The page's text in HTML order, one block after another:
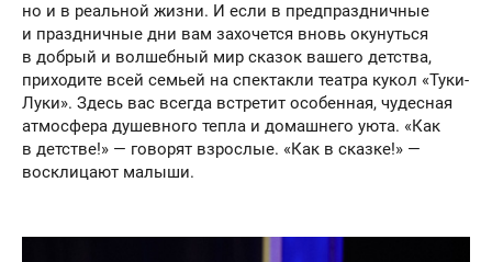
но и в реальной жизни. И если в предпраздничные
и праздничные дни вам захочется вновь окунуться
в добрый и волшебный мир сказок вашего детства,
приходите всей семьей на спектакли театра кукол «Туки-
Луки». Здесь вас всегда встретит особенная, чудесная
атмосфера душевного тепла и домашнего уюта. «Как
в детстве!» — говорят взрослые. «Как в сказке!» —
восклицают малыши.